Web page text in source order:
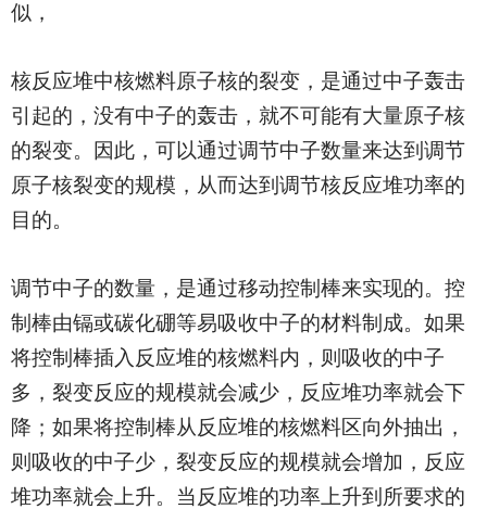
似，
核反应堆中核燃料原子核的裂变，是通过中子轰击
引起的，没有中子的轰击，就不可能有大量原子核
的裂变。因此，可以通过调节中子数量来达到调节
原子核裂变的规模，从而达到调节核反应堆功率的
目的。
调节中子的数量，是通过移动控制棒来实现的。控
制棒由镉或碳化硼等易吸收中子的材料制成。如果
将控制棒插入反应堆的核燃料内，则吸收的中子
多，裂变反应的规模就会减少，反应堆功率就会下
降；如果将控制棒从反应堆的核燃料区向外抽出，
则吸收的中子少，裂变反应的规模就会增加，反应
堆功率就会上升。当反应堆的功率上升到所要求的